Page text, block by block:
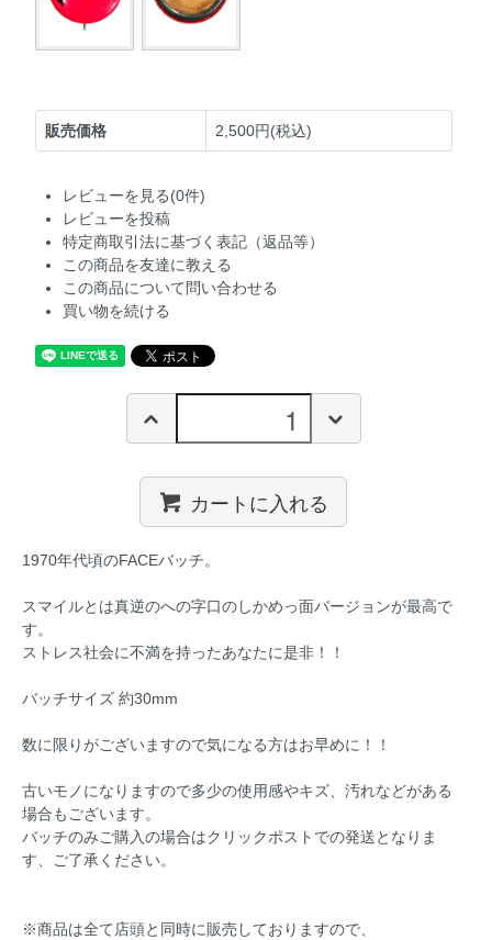
販売価格 2,500円(税込)
レビューを見る(0件)
レビューを投稿
特定商取引法に基づく表記（返品等）
この商品を友達に教える
この商品について問い合わせる
買い物を続ける
カートに入れる
1970年代頃のFACEバッチ。
スマイルとは真逆のへの字口のしかめっ面バージョンが最高で
す。
ストレス社会に不満を持ったあなたに是非！！
バッチサイズ 約30mm
数に限りがございますので気になる方はお早めに！！
古いモノになりますので多少の使用感やキズ、汚れなどがある
場合もございます。
バッチのみご購入の場合はクリックポストでの発送となりま
す、ご了承ください。
※商品は全て店頭と同時に販売しておりますので、